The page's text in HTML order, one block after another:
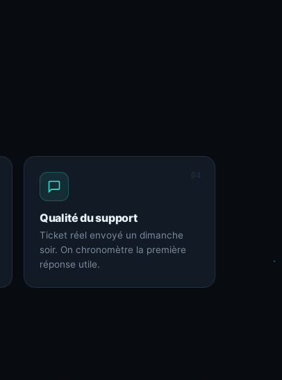
04
Qualité du support
Ticket réel envoyé un dimanche
soir. On chronomètre la première
réponse utile.